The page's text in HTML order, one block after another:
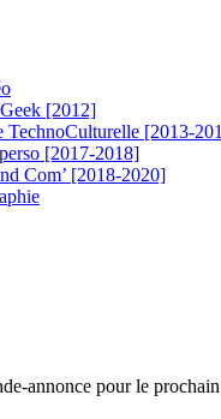
[2012]
TechnoCulturelle [2013-
[2017-2018]
Com’ [2018-2020]
annonce pour le